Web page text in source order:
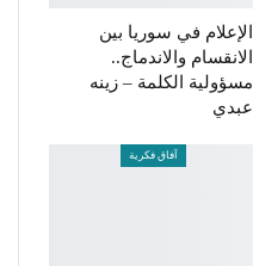
الإعلام في سوريا بين
الانقسام والاندماج..
مسؤولية الكلمة – زينه
عبدي
آفاق فكرية